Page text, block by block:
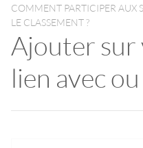
COMMENT PARTICIPER AUX
LE CLASSEMENT ?
Ajouter sur
lien avec